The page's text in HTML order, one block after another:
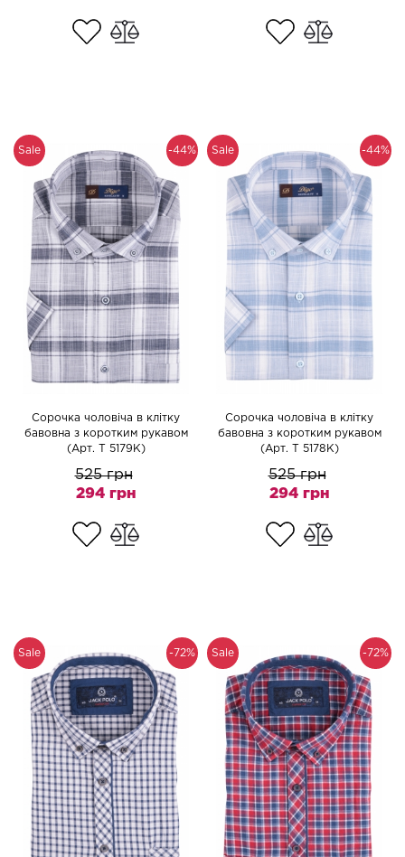
-44%
Sale
Сорочка чоловіча в клітку
бавовна з коротким рукавом
(Арт. T 5179K)
525 грн
294 грн
-44%
Sale
Сорочка чоловіча в клітку
бавовна з коротким рукавом
(Арт. T 5178K)
525 грн
294 грн
-72%
Sale -72%
Sale